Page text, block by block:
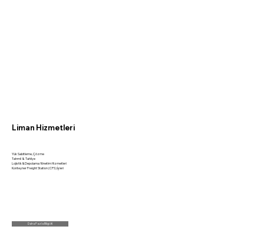
Yük Sabitleme, Çözme
Tahmil & Tahliye
Lojistik & Depolama Yönetim Hizmetleri
Konteyner Freight Station (CFS) İşleri
Liman Hizmetleri
Daha Fazla Bilgi Al